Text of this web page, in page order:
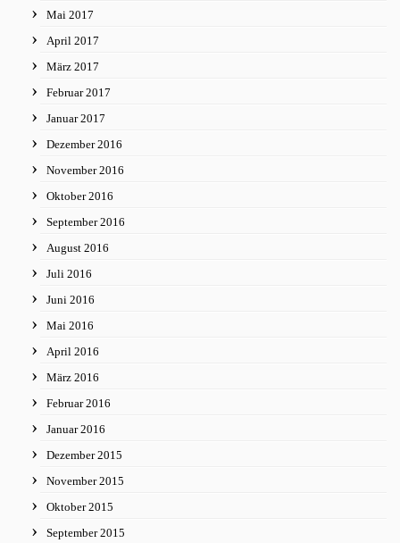
Mai 2017
April 2017
März 2017
Februar 2017
Januar 2017
Dezember 2016
November 2016
Oktober 2016
September 2016
August 2016
Juli 2016
Juni 2016
Mai 2016
April 2016
März 2016
Februar 2016
Januar 2016
Dezember 2015
November 2015
Oktober 2015
September 2015